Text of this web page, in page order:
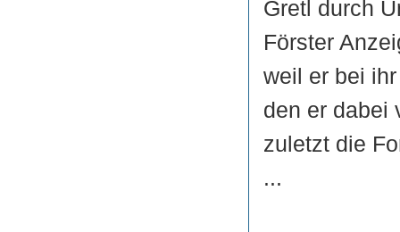
Gretl durch
Förster
weil er bei
den er dabei
zuletzt die
...